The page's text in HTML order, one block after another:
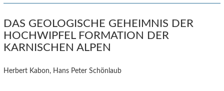
DAS GEOLOGISCHE GEHEIMNIS DER
HOCHWIPFEL FORMATION DER
KARNISCHEN ALPEN
Herbert Kabon, Hans Peter Schönlaub